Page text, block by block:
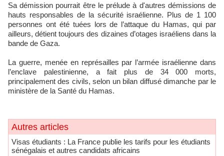
Sa démission pourrait être le prélude à d'autres démissions de
hauts responsables de la sécurité israélienne. Plus de 1 100
personnes ont été tuées lors de l’attaque du Hamas, qui par
ailleurs, détient toujours des dizaines d’otages israéliens dans la
bande de Gaza.
La guerre, menée en représailles par l’armée israélienne dans
l’enclave palestinienne, a fait plus de 34 000 morts,
principalement des civils, selon un bilan diffusé dimanche par le
ministère de la Santé du Hamas.
Autres articles
​Visas étudiants : La France publie les tarifs pour les étudiants
sénégalais et autres candidats africains